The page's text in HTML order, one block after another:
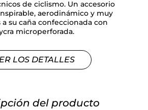
de ciclismo. Un accesorio
aerodinámico y muy
a su caña confeccionada con
microperforada.
LOS DETALLES
del producto